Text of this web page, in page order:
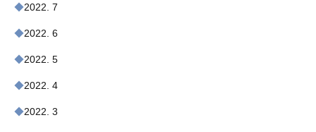
2022. 7
2022. 6
2022. 5
2022. 4
2022. 3